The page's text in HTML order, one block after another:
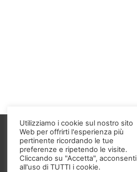
Utilizziamo i cookie sul nostro sito
Web per offrirti l'esperienza più
pertinente ricordando le tue
preferenze e ripetendo le visite.
Cliccando su "Accetta", acconsenti
all'uso di TUTTI i cookie.